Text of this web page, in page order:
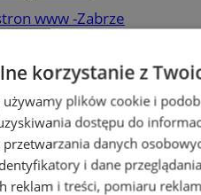
www -Zabrze
korzystanie z
plików cookie i
dostępu do
danych
i dane
reklam i treści, pomiaru